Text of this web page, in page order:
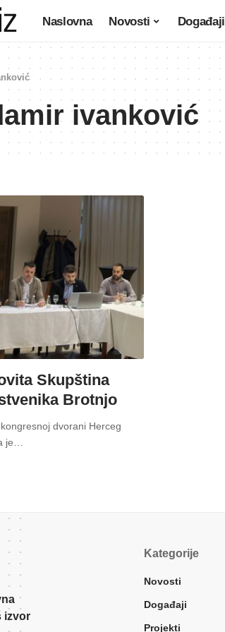
Naslovna Novosti Događaji
ivanković
Skupština
Brotnjo
dvorani Herceg
je
izvor
Kategorije
Novosti
Događaji
Projekti